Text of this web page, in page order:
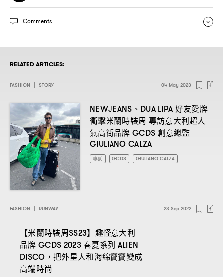
Comments
RELATED ARTICLES:
FASHION | STORY 04 May 2023
NEWJEANS 、 DUA LIPA 好友愛牌
衝撃米蘭時裝周 專訪意大利超人
氣高街品牌 GCDS 創意總監
GIULIANO CALZA
專訪 GCDS GIULIANO CALZA
FASHION | RUNWAY 23 Sep 2022
【米蘭時裝周SS23】趣怪意大利
品牌 GCDS 2023春夏系列 ALIEN
DISCO， 把外星人和海綿寶寶變成
高端時尚